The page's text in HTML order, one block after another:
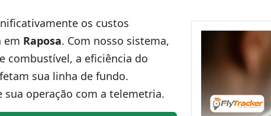
os custos
em Raposa. Com nosso sistema,
combustível, a eficiência do
sua linha de fundo.
operação com a telemetria.